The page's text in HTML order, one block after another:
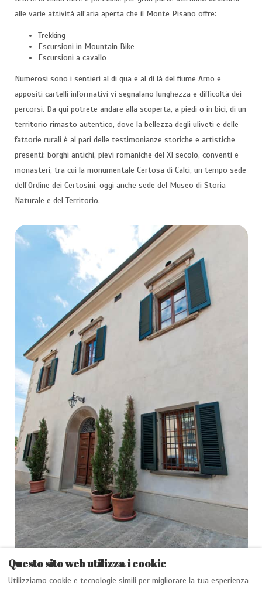
alle varie attività all’aria aperta che il Monte Pisano offre:
Trekking
Escursioni in Mountain Bike
Escursioni a cavallo
Numerosi sono i sentieri al di qua e al di là del fiume Arno e
appositi cartelli informativi vi segnalano lunghezza e difficoltà dei
percorsi. Da qui potrete andare alla scoperta, a piedi o in bici, di un
territorio rimasto autentico, dove la bellezza degli uliveti e delle
fattorie rurali è al pari delle testimonianze storiche e artistiche
presenti: borghi antichi, pievi romaniche del XI secolo, conventi e
monasteri, tra cui la monumentale Certosa di Calci, un tempo sede
dell’Ordine dei Certosini, oggi anche sede del Museo di Storia
Naturale e del Territorio.
Questo sito web utilizza i cookie
Utilizziamo cookie e tecnologie simili per migliorare la tua esperienza